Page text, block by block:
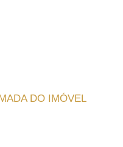
DO IMÓVEL